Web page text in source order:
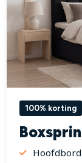
100% korting